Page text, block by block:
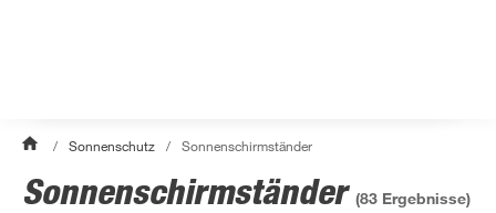
/ Sonnenschutz / Sonnenschirmständer
Sonnenschirmständer (83 Ergebnisse)